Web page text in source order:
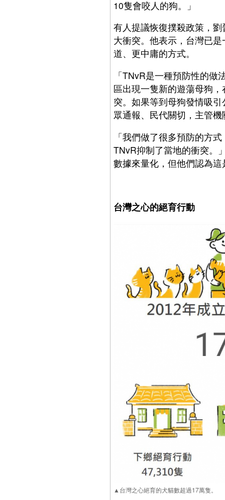
10隻會咬人的狗。」
有人提議恢復撲殺政策，
大衝突。他表示，台灣已
道、更中庸的方式。
「TNvR是一種預防性的
區出現一隻新的遊蕩母狗
突。如果等到母狗發情吸
眾通報、民代關切，主管
「我們做了很多預防的方
TNvR抑制了當地的衝突。
數據來量化，但他們認為
台灣之心的絕育行動
▲台灣之心絕育的犬貓數超過17萬隻。